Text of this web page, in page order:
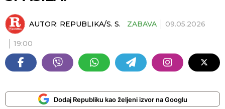
AUTOR: REPUBLIKA/S. S. ZABAVA 09.05.2026
19:00
Dodaj Republiku kao željeni izvor na Googlu